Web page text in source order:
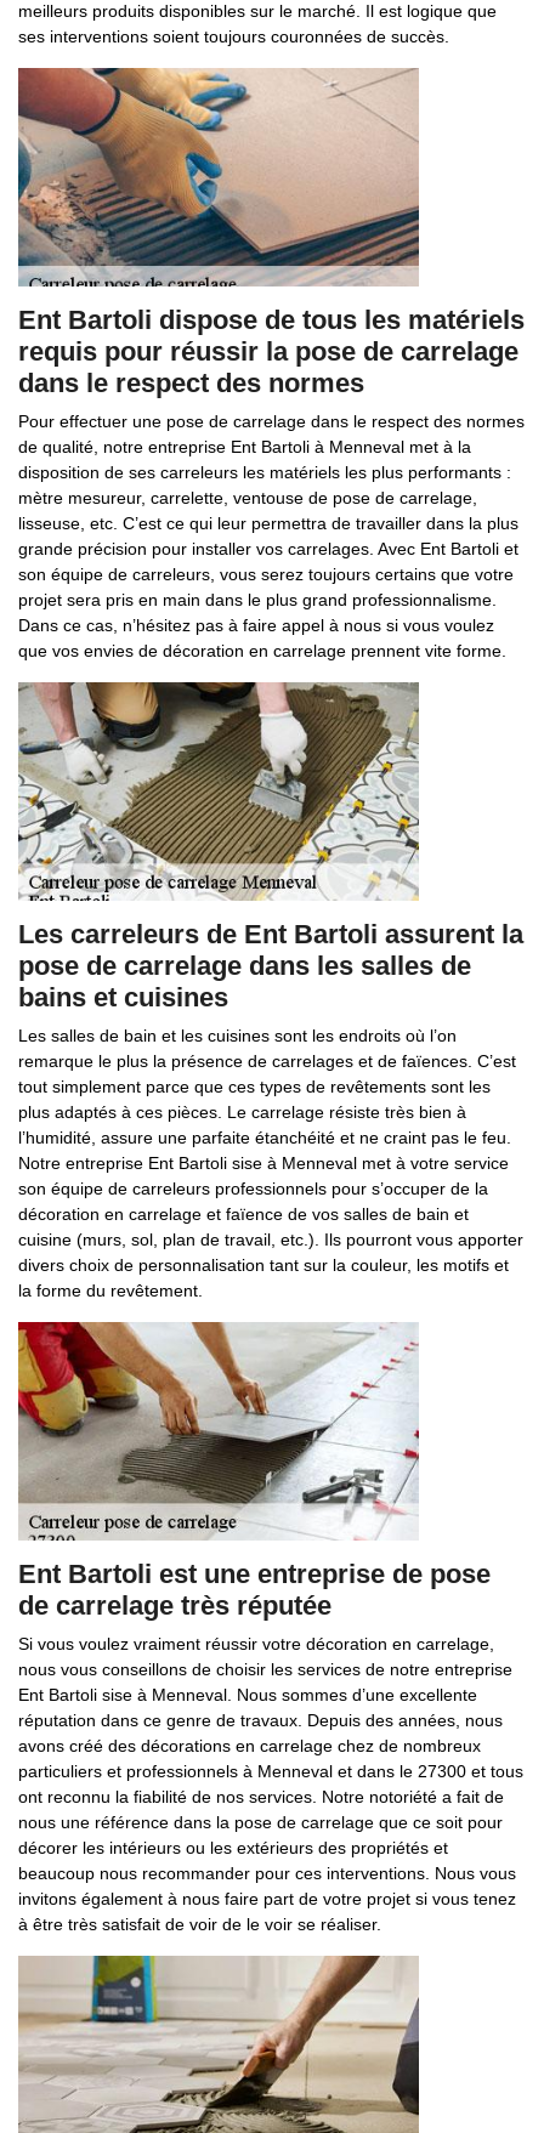
meilleurs produits disponibles sur le marché. Il est logique que
ses interventions soient toujours couronnées de succès.
Ent Bartoli dispose de tous les matériels
requis pour réussir la pose de carrelage
dans le respect des normes
Pour effectuer une pose de carrelage dans le respect des normes
de qualité, notre entreprise Ent Bartoli à Menneval met à la
disposition de ses carreleurs les matériels les plus performants :
mètre mesureur, carrelette, ventouse de pose de carrelage,
lisseuse, etc. C’est ce qui leur permettra de travailler dans la plus
grande précision pour installer vos carrelages. Avec Ent Bartoli et
son équipe de carreleurs, vous serez toujours certains que votre
projet sera pris en main dans le plus grand professionnalisme.
Dans ce cas, n’hésitez pas à faire appel à nous si vous voulez
que vos envies de décoration en carrelage prennent vite forme.
Les carreleurs de Ent Bartoli assurent la
pose de carrelage dans les salles de
bains et cuisines
Les salles de bain et les cuisines sont les endroits où l’on
remarque le plus la présence de carrelages et de faïences. C’est
tout simplement parce que ces types de revêtements sont les
plus adaptés à ces pièces. Le carrelage résiste très bien à
l’humidité, assure une parfaite étanchéité et ne craint pas le feu.
Notre entreprise Ent Bartoli sise à Menneval met à votre service
son équipe de carreleurs professionnels pour s’occuper de la
décoration en carrelage et faïence de vos salles de bain et
cuisine (murs, sol, plan de travail, etc.). Ils pourront vous apporter
divers choix de personnalisation tant sur la couleur, les motifs et
la forme du revêtement.
Ent Bartoli est une entreprise de pose
de carrelage très réputée
Si vous voulez vraiment réussir votre décoration en carrelage,
nous vous conseillons de choisir les services de notre entreprise
Ent Bartoli sise à Menneval. Nous sommes d’une excellente
réputation dans ce genre de travaux. Depuis des années, nous
avons créé des décorations en carrelage chez de nombreux
particuliers et professionnels à Menneval et dans le 27300 et tous
ont reconnu la fiabilité de nos services. Notre notoriété a fait de
nous une référence dans la pose de carrelage que ce soit pour
décorer les intérieurs ou les extérieurs des propriétés et
beaucoup nous recommander pour ces interventions. Nous vous
invitons également à nous faire part de votre projet si vous tenez
à être très satisfait de voir de le voir se réaliser.